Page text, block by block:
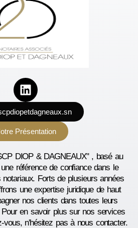
Présentation
DIOP & DAGNEAUX" , basé au
référence de confiance dans le
Forts de plusieurs années
une expertise juridique de haut
nos clients dans toutes leurs
en savoir plus sur nos services
vous, n'hésitez pas à nous contacter.